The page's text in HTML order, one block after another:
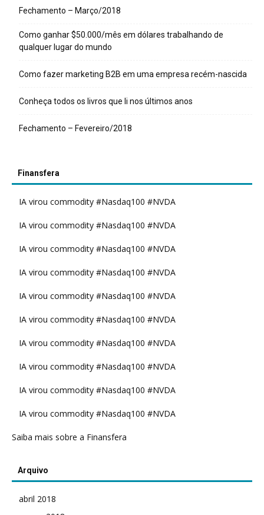
Fechamento – Março/2018
Como ganhar $50.000/mês em dólares trabalhando de
qualquer lugar do mundo
Como fazer marketing B2B em uma empresa recém-nascida
Conheça todos os livros que li nos últimos anos
Fechamento – Fevereiro/2018
Finansfera
IA virou commodity #Nasdaq100 #NVDA
IA virou commodity #Nasdaq100 #NVDA
IA virou commodity #Nasdaq100 #NVDA
IA virou commodity #Nasdaq100 #NVDA
IA virou commodity #Nasdaq100 #NVDA
IA virou commodity #Nasdaq100 #NVDA
IA virou commodity #Nasdaq100 #NVDA
IA virou commodity #Nasdaq100 #NVDA
IA virou commodity #Nasdaq100 #NVDA
IA virou commodity #Nasdaq100 #NVDA
Saiba mais sobre a Finansfera
Arquivo
abril 2018